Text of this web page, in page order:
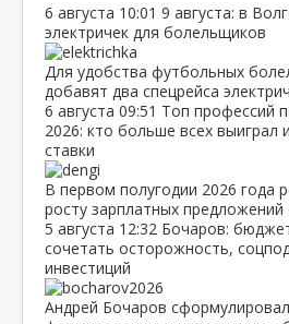
6 августа 10:01 9 августа: в
электричек для болельщиков
Для удобства футбольных
добавят два спецрейса
6 августа 09:51 Топ профессий
2026: кто больше всех выиграл
ставки
В первом полугодии 2026 года
росту зарплатных
5 августа 12:32 Бочаров:
сочетать осторожность,
инвестиций
Андрей Бочаров